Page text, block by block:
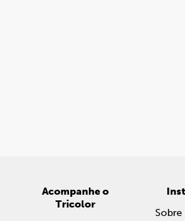
Acompanhe o
Tricolor
Sobre